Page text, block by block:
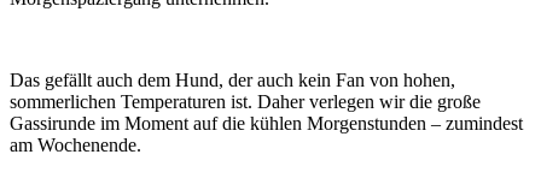
Das gefällt auch dem Hund, der auch kein Fan von hohen,
sommerlichen Temperaturen ist. Daher verlegen wir die große
Gassirunde im Moment auf die kühlen Morgenstunden – zumindest
am Wochenende.